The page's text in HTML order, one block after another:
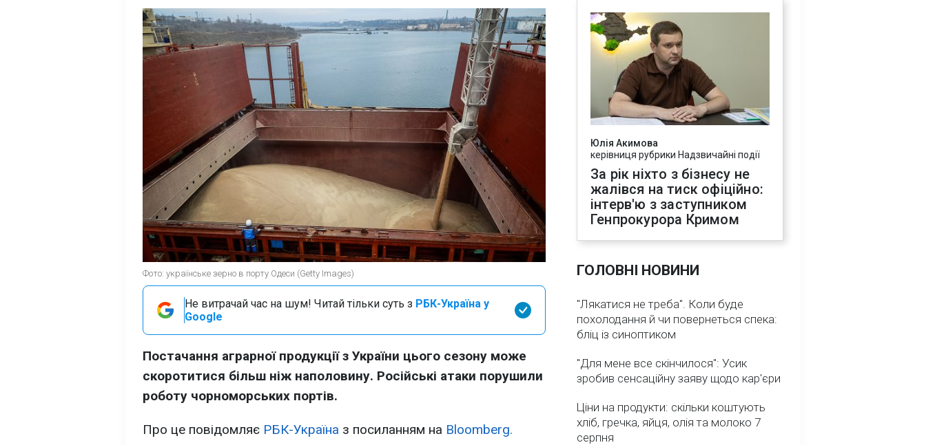
Фото: українське зерно в порту Одеси (Getty Images)
Не витрачай час на шум! Читай тільки суть з РБК-Україна у
Google
Постачання аграрної продукції з України цього сезону може
скоротитися більш ніж наполовину. Російські атаки порушили
роботу чорноморських портів.
Про це повідомляє РБК-Україна з посиланням на Bloomberg.
Юлія Акимова
керівниця рубрики Надзвичайні події
За рік ніхто з бізнесу не
жалівся на тиск офіційно:
інтерв'ю з заступником
Генпрокурора Кримом
ГОЛОВНІ НОВИНИ
"Лякатися не треба". Коли буде
похолодання й чи повернеться спека:
бліц із синоптиком
"Для мене все скінчилося": Усик
зробив сенсаційну заяву щодо кар'єри
Ціни на продукти: скільки коштують
хліб, гречка, яйця, олія та молоко 7
серпня